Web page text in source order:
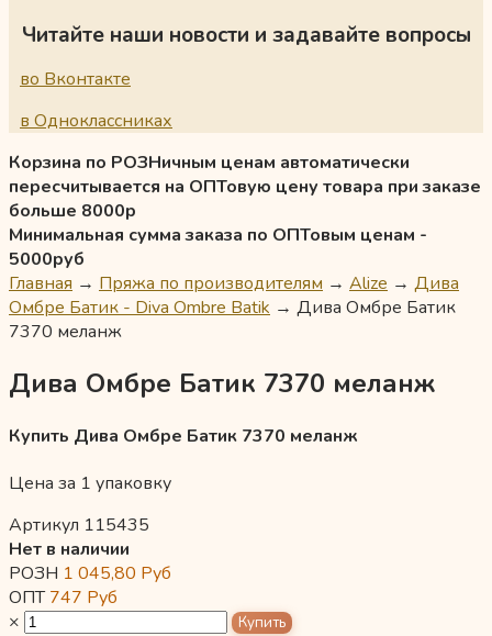
Читайте наши новости и задавайте вопросы
во Вконтакте
в Одноклассниках
Корзина по РОЗНичным ценам автоматически
пересчитывается на ОПТовую цену товара при заказе
больше 8000р
Минимальная сумма заказа по ОПТовым ценам -
5000руб
Главная → Пряжа по производителям → Alize → Дива
Омбре Батик - Diva Ombre Batik → Дива Омбре Батик
7370 меланж
Дива Омбре Батик 7370 меланж
Купить Дива Омбре Батик 7370 меланж
Цена за 1 упаковку
Артикул 115435
Нет в наличии
РОЗН 1 045,80 Руб
ОПТ747 Руб
×